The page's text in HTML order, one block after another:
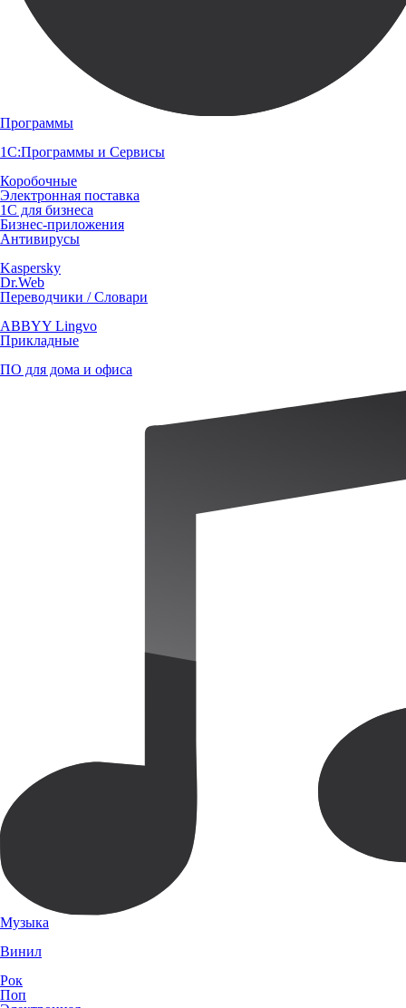
Программы
1С:Программы и Сервисы
Коробочные
Электронная поставка
1С для бизнеса
Бизнес-приложения
Антивирусы
Kaspersky
Dr.Web
Переводчики / Словари
ABBYY Lingvo
Прикладные
ПО для дома и офиса
Музыка
Винил
Рок
Поп